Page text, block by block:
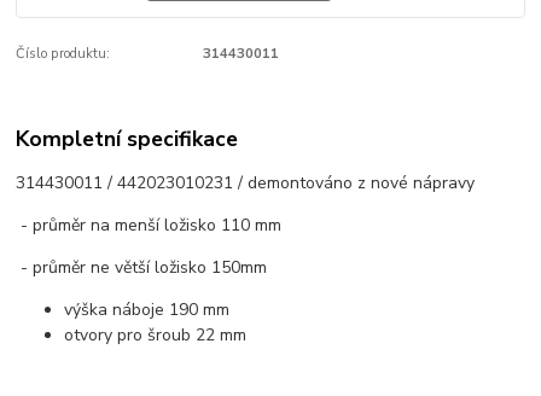
Číslo produktu: 314430011
Kompletní specifikace
314430011 / 442023010231 / demontováno z nové nápravy
- průměr na menší ložisko 110 mm
- průměr ne větší ložisko 150mm
výška náboje 190 mm
otvory pro šroub 22 mm